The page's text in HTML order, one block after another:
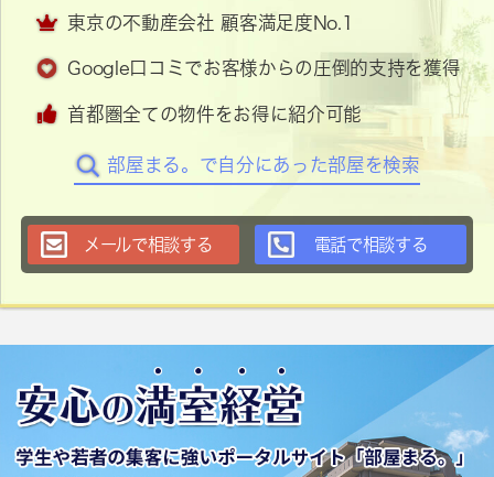
東京の不動産会社 顧客満足度No.1
Google口コミでお客様からの圧倒的支持を獲得
首都圏全ての物件をお得に紹介可能
部屋まる。で自分にあった部屋を検索
メールで相談する 電話で相談する